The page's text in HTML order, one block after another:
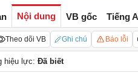
Nội dung VB gốc Tiếng
Theo dõi VB Ghi chú Báo lỗi
hiệu lực: Đã biết